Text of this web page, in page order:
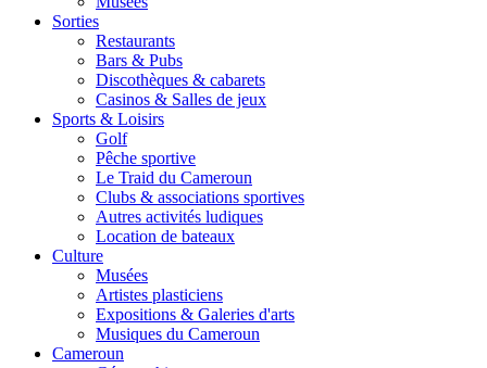
Sorties
Restaurants
Bars & Pubs
Discothèques & cabarets
Casinos & Salles de jeux
Sports & Loisirs
Golf
Pêche sportive
Le Traid du Cameroun
Clubs & associations sportives
Autres activités ludiques
Location de bateaux
Culture
Musées
Artistes plasticiens
Expositions & Galeries d'arts
Musiques du Cameroun
Cameroun